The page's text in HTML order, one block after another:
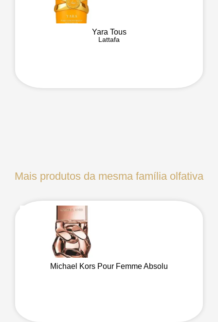
Yara Tous
Lattafa
Mais produtos da mesma família olfativa
Michael Kors Pour Femme Absolu